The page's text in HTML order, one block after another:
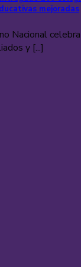
mejoradas
Nacional
y [...]